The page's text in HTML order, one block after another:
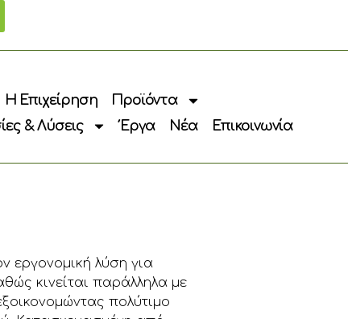
Η Επιχείρηση
Προϊόντα
& Λύσεις
Έργα Νέα Επικοινωνία
εργονομική λύση για
κινείται παράλληλα με
πολύτιμο